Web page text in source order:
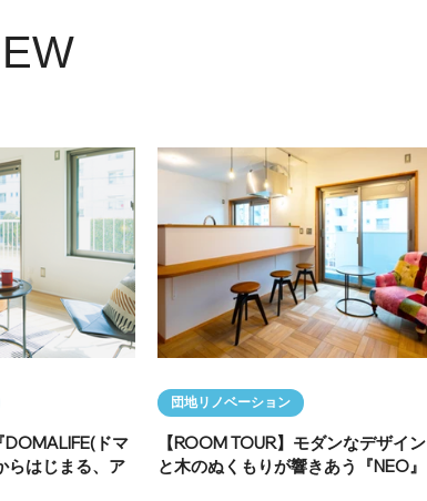
DOMALIFE(ドマ
らはじまる、ア
【ROOM TOUR】モダンなデザイン
と木のぬくもりが響きあう『NEO』
団地リノベーション